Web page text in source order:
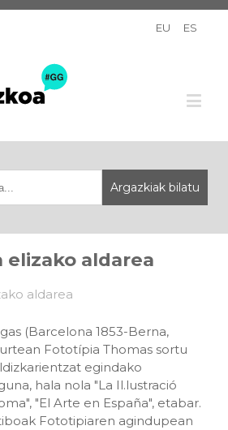
EU ES
elizako aldarea
(Barcelona 1853-Berna,
urtean Fototípia Thomas sortu
egindako
hala nola "La Il.lustració
"El Arte en España", etabar.
Fototipiaren agindupean